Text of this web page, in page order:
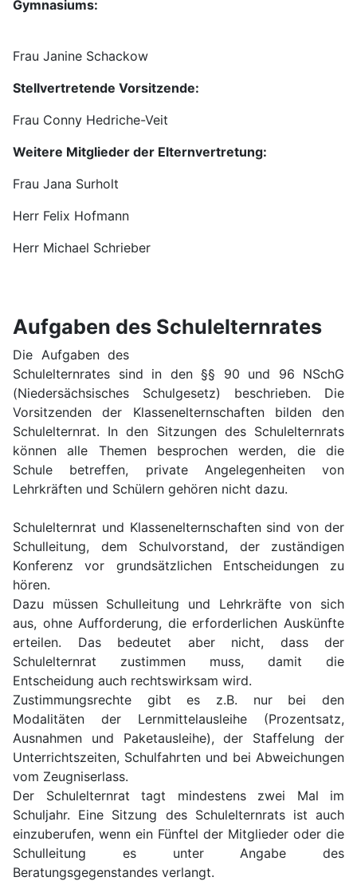
Gymnasiums:
Frau Janine Schackow
Stellvertretende Vorsitzende:
Frau Conny Hedriche-Veit
Weitere Mitglieder der Elternvertretung:
Frau Jana Surholt
Herr Felix Hofmann
Herr Michael Schrieber
Aufgaben des Schulelternrates
Die Aufgaben des
Schulelternrates sind in den §§ 90 und 96 NSchG
(Niedersächsisches Schulgesetz) beschrieben. Die
Vorsitzenden der Klassenelternschaften bilden den
Schulelternrat. In den Sitzungen des Schulelternrats
können alle Themen besprochen werden, die die
Schule betreffen, private Angelegenheiten von
Lehrkräften und Schülern gehören nicht dazu.
Schulelternrat und Klassenelternschaften sind von der
Schulleitung, dem Schulvorstand, der zuständigen
Konferenz vor grundsätzlichen Entscheidungen zu
hören.
Dazu müssen Schulleitung und Lehrkräfte von sich
aus, ohne Aufforderung, die erforderlichen Auskünfte
erteilen. Das bedeutet aber nicht, dass der
Schulelternrat zustimmen muss, damit die
Entscheidung auch rechtswirksam wird.
Zustimmungsrechte gibt es z.B. nur bei den
Modalitäten der Lernmittelausleihe (Prozentsatz,
Ausnahmen und Paketausleihe), der Staffelung der
Unterrichtszeiten, Schulfahrten und bei Abweichungen
vom Zeugniserlass.
Der Schulelternrat tagt mindestens zwei Mal im
Schuljahr. Eine Sitzung des Schulelternrats ist auch
einzuberufen, wenn ein Fünftel der Mitglieder oder die
Schulleitung es unter Angabe des
Beratungsgegenstandes verlangt.